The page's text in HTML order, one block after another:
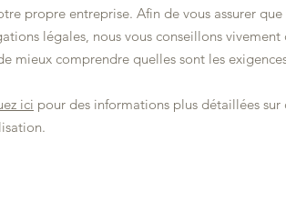
propre entreprise. Afin de vous assurer
légales, nous vous conseillons
mieux comprendre quelles sont les
ici pour des informations plus détaillées